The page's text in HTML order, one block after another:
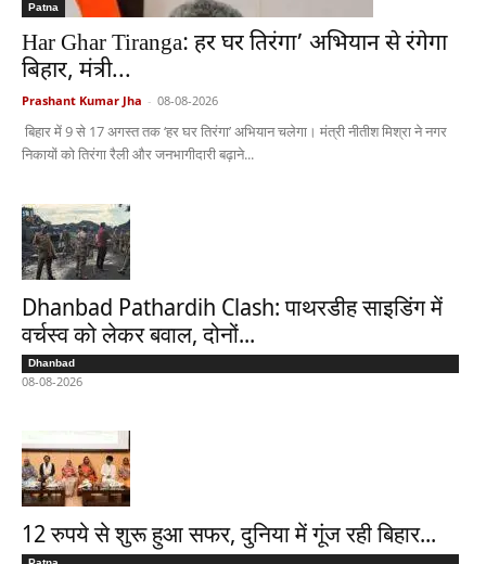
Patna
Har Ghar Tiranga: हर घर तिरंगा’ अभियान से रंगेगा
बिहार, मंत्री...
Prashant Kumar Jha - 08-08-2026
बिहार में 9 से 17 अगस्त तक ‘हर घर तिरंगा’ अभियान चलेगा। मंत्री नीतीश मिश्रा ने नगर
निकायों को तिरंगा रैली और जनभागीदारी बढ़ाने...
Dhanbad Pathardih Clash: पाथरडीह साइडिंग में
वर्चस्व को लेकर बवाल, दोनों...
Dhanbad
08-08-2026
12 रुपये से शुरू हुआ सफर, दुनिया में गूंज रही बिहार...